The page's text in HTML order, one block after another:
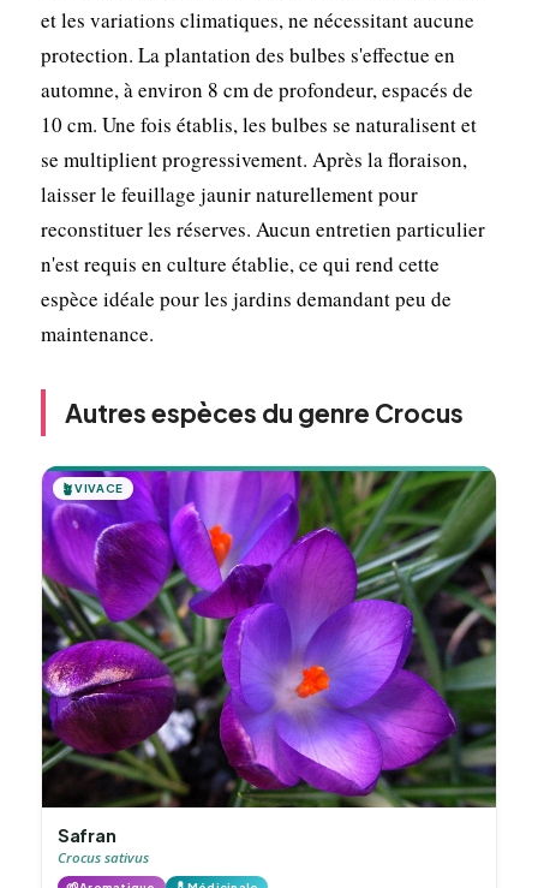
et les variations climatiques, ne nécessitant aucune
protection. La plantation des bulbes s'effectue en
automne, à environ 8 cm de profondeur, espacés de
10 cm. Une fois établis, les bulbes se naturalisent et
se multiplient progressivement. Après la floraison,
laisser le feuillage jaunir naturellement pour
reconstituer les réserves. Aucun entretien particulier
n'est requis en culture établie, ce qui rend cette
espèce idéale pour les jardins demandant peu de
maintenance.
Autres espèces du genre Crocus
🪴VIVACE
Safran
Crocus sativus